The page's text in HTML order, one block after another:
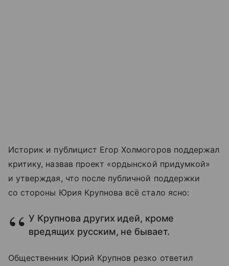
Историк и публицист Егор Холмогоров поддержал
критику, назвав проект «ордынской придумкой»
и утверждая, что после публичной поддержки
со стороны Юрия Крупнова всё стало ясно:
У Крупнова других идей, кроме
вредящих русским, не бывает.
Общественник Юрий Крупнов резко ответил